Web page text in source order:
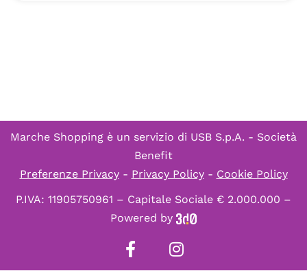
Marche Shopping è un servizio di USB S.p.A. - Società
Benefit
Preferenze Privacy- Privacy Policy- Cookie Policy
P.IVA: 11905750961 – Capitale Sociale € 2.000.000 –
Powered by